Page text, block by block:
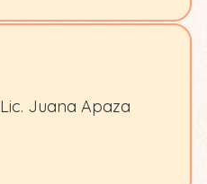
Lic. Juana Apaza